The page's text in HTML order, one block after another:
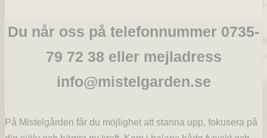
Du når oss på telefonnummer 0735-
79 72 38 eller mejladress
info@mistelgarden.se
På Mistelgården får du möjlighet att stanna upp, fokusera på